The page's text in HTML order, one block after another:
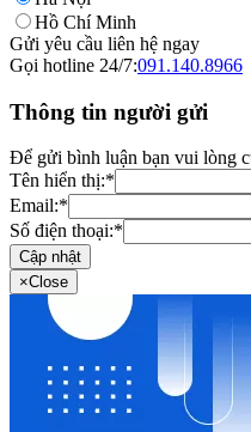
Hồ Chí Minh
Gửi yêu cầu liên hệ ngay
Gọi hotline 24/7:091.140.8966
Thông tin người gửi
Để gửi bình luận bạn vui lòng
Tên hiển thị:*
Email:*
Số điện thoại:*
Cập nhật
×Close